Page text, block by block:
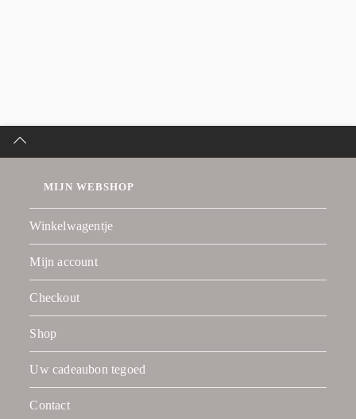
MIJN WEBSHOP
Winkelwagentje
Mijn account
Checkout
Shop
Uw cadeaubon tegoed
Contact